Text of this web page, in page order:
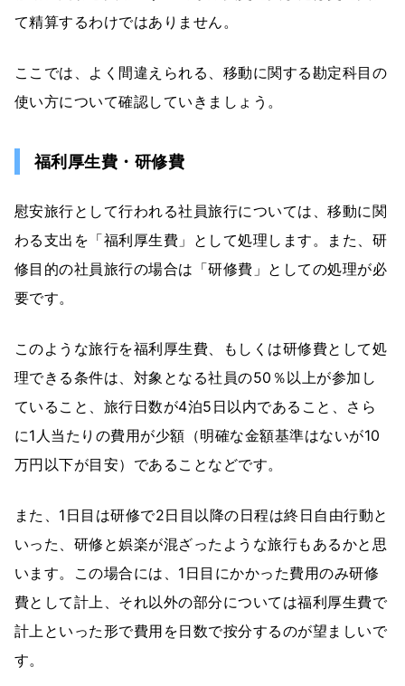
て精算するわけではありません。
ここでは、よく間違えられる、移動に関する勘定科目の
使い方について確認していきましょう。
福利厚生費・研修費
慰安旅行として行われる社員旅行については、移動に関
わる支出を「福利厚生費」として処理します。また、研
修目的の社員旅行の場合は「研修費」としての処理が必
要です。
このような旅行を福利厚生費、もしくは研修費として処
理できる条件は、対象となる社員の50％以上が参加し
ていること、旅行日数が4泊5日以内であること、さら
に1人当たりの費用が少額（明確な金額基準はないが10
万円以下が目安）であることなどです。
また、1日目は研修で2日目以降の日程は終日自由行動と
いった、研修と娯楽が混ざったような旅行もあるかと思
います。この場合には、1日目にかかった費用のみ研修
費として計上、それ以外の部分については福利厚生費で
計上といった形で費用を日数で按分するのが望ましいで
す。